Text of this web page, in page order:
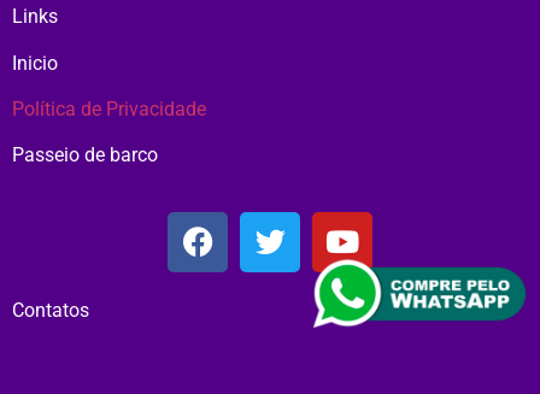
Links
Inicio
Política de Privacidade
Passeio de barco
Contatos